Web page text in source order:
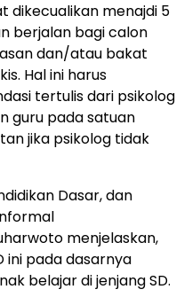
dikecualikan menajdi 5
berjalan bagi calon
dan/atau bakat
Hal ini harus
tertulis dari psikolog
guru pada satuan
jika psikolog tidak
Dasar, dan
menjelaskan,
ini pada dasarnya
belajar di jenjang SD.